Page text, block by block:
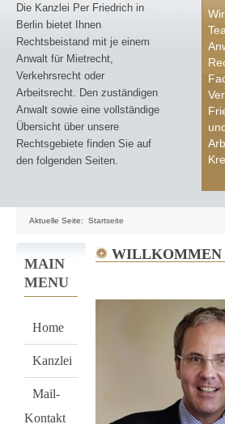
Die Kanzlei Per Friedrich in
Berlin bietet Ihnen
Rechtsbeistand mit je einem
Anwalt für Mietrecht,
Verkehrsrecht oder
Arbeitsrecht. Den zuständigen
Anwalt sowie eine vollständige
Übersicht über unsere
Rechtsgebiete finden Sie auf
den folgenden Seiten.
Aktuelle Seite: Startseite
MAIN
MENU
Home
Kanzlei
Mail-
Kontakt
WILLKOMMEN